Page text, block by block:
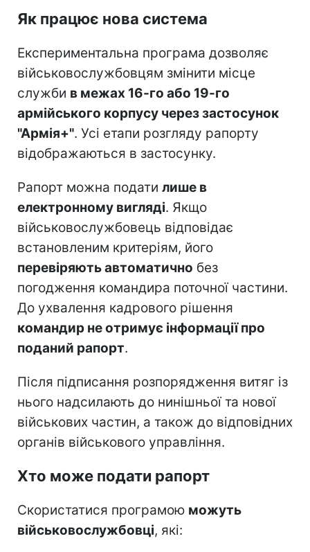
Як працює нова система
Експериментальна програма дозволяє
військовослужбовцям змінити місце
служби в межах 16-го або 19-го
армійського корпусу через застосунок
"Армія+". Усі етапи розгляду рапорту
відображаються в застосунку.
Рапорт можна подати лише в
електронному вигляді. Якщо
військовослужбовець відповідає
встановленим критеріям, його
перевіряють автоматично без
погодження командира поточної частини.
До ухвалення кадрового рішення
командир не отримує інформації про
поданий рапорт.
Після підписання розпорядження витяг із
нього надсилають до нинішньої та нової
військових частин, а також до відповідних
органів військового управління.
Хто може подати рапорт
Скористатися програмою можуть
військовослужбовці, які: